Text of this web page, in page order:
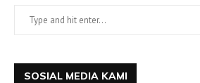
SOSIAL MEDIA KAMI